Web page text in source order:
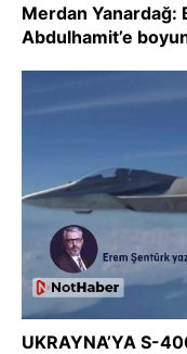
Merdan Yanardağ:
Abdulhamit’e
UKRAYNA’YA S-